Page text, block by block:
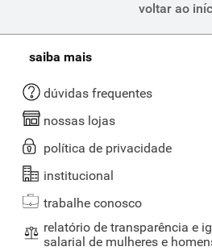
voltar ao
saiba mais
dúvidas frequentes
nossas lojas
política de privacidade
institucional
trabalhe conosco
relatório de transparência e
salarial de mulheres e